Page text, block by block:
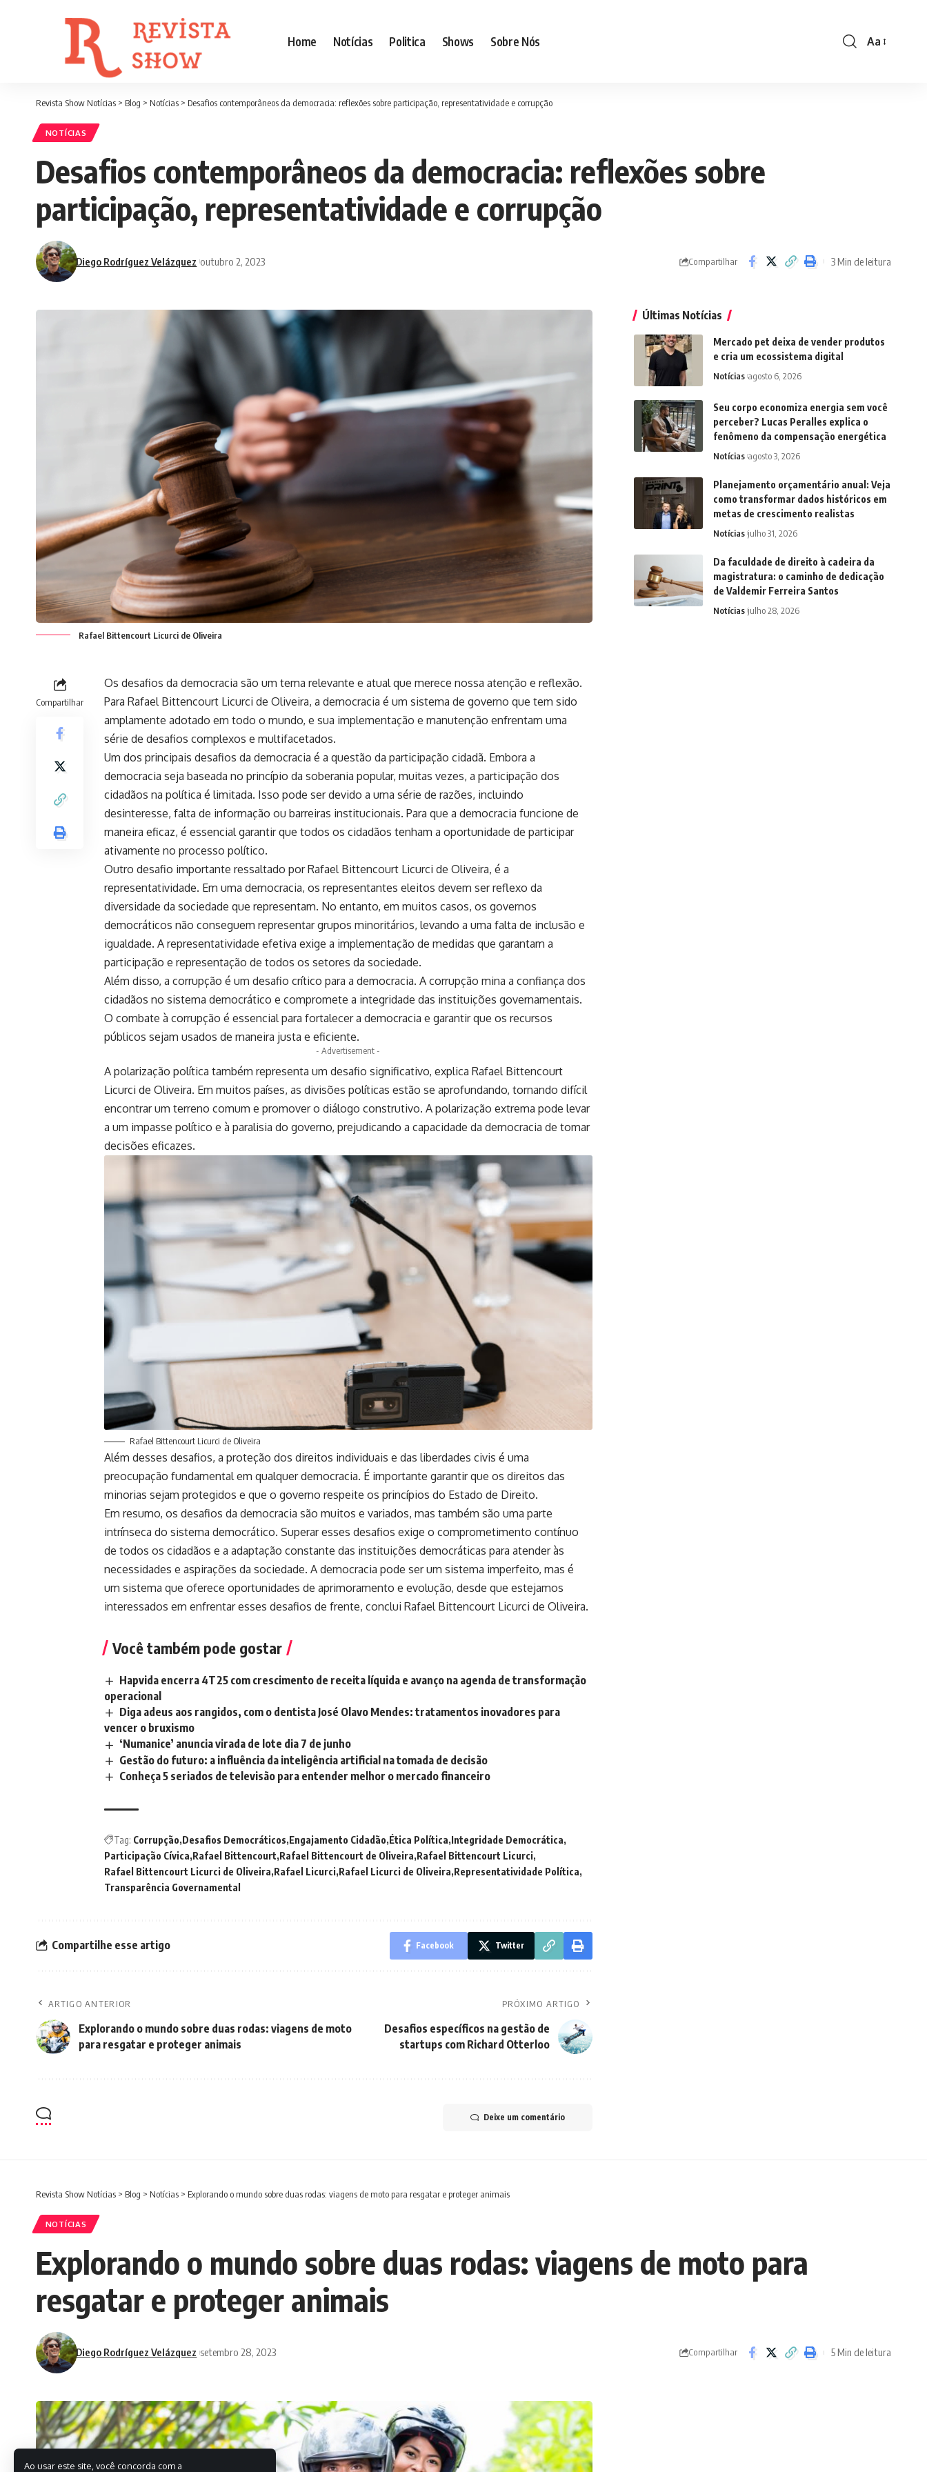
Ao usar este site, você concorda com a
Home Notícias Politica Shows Sobre Nós
Font
Aa
Revista Show Notícias > Blog > Notícias > Desafios contemporâneos da democracia: reflexões sobre participação, representatividade e corrupção
NOTÍCIAS
Desafios contemporâneos da democracia: reflexões sobre
participação, representatividade e corrupção
Diego Rodríguez Velázquez outubro 2, 2023 Compartilhar 3 Min de leitura
Rafael Bittencourt Licurci de Oliveira
Compartilhar
Os desafios da democracia são um tema relevante e atual que merece nossa atenção e reflexão.
Para Rafael Bittencourt Licurci de Oliveira, a democracia é um sistema de governo que tem sido
amplamente adotado em todo o mundo, e sua implementação e manutenção enfrentam uma
série de desafios complexos e multifacetados.
Um dos principais desafios da democracia é a questão da participação cidadã. Embora a
democracia seja baseada no princípio da soberania popular, muitas vezes, a participação dos
cidadãos na política é limitada. Isso pode ser devido a uma série de razões, incluindo
desinteresse, falta de informação ou barreiras institucionais. Para que a democracia funcione de
maneira eficaz, é essencial garantir que todos os cidadãos tenham a oportunidade de participar
ativamente no processo político.
Outro desafio importante ressaltado por Rafael Bittencourt Licurci de Oliveira, é a
representatividade. Em uma democracia, os representantes eleitos devem ser reflexo da
diversidade da sociedade que representam. No entanto, em muitos casos, os governos
democráticos não conseguem representar grupos minoritários, levando a uma falta de inclusão e
igualdade. A representatividade efetiva exige a implementação de medidas que garantam a
participação e representação de todos os setores da sociedade.
Além disso, a corrupção é um desafio crítico para a democracia. A corrupção mina a confiança dos
cidadãos no sistema democrático e compromete a integridade das instituições governamentais.
O combate à corrupção é essencial para fortalecer a democracia e garantir que os recursos
públicos sejam usados ​​de maneira justa e eficiente.
- Advertisement -
A polarização política também representa um desafio significativo, explica Rafael Bittencourt
Licurci de Oliveira. Em muitos países, as divisões políticas estão se aprofundando, tornando difícil
encontrar um terreno comum e promover o diálogo construtivo. A polarização extrema pode levar
a um impasse político e à paralisia do governo, prejudicando a capacidade da democracia de tomar
decisões eficazes.
Rafael Bittencourt Licurci de Oliveira
Além desses desafios, a proteção dos direitos individuais e das liberdades civis é uma
preocupação fundamental em qualquer democracia. É importante garantir que os direitos das
minorias sejam protegidos e que o governo respeite os princípios do Estado de Direito.
Em resumo, os desafios da democracia são muitos e variados, mas também são uma parte
intrínseca do sistema democrático. Superar esses desafios exige o comprometimento contínuo
de todos os cidadãos e a adaptação constante das instituições democráticas para atender às
necessidades e aspirações da sociedade. A democracia pode ser um sistema imperfeito, mas é
um sistema que oferece oportunidades de aprimoramento e evolução, desde que estejamos
interessados ​​em enfrentar esses desafios de frente, conclui Rafael Bittencourt Licurci de Oliveira.
Você também pode gostar
Hapvida encerra 4T25 com crescimento de receita líquida e avanço na agenda de transformação
operacional
Diga adeus aos rangidos, com o dentista José Olavo Mendes: tratamentos inovadores para
vencer o bruxismo
‘Numanice’ anuncia virada de lote dia 7 de junho
Gestão do futuro: a influência da inteligência artificial na tomada de decisão
Conheça 5 seriados de televisão para entender melhor o mercado financeiro
Tag: Corrupção Desafios Democráticos Engajamento Cidadão Ética Política Integridade Democrática
Participação Cívica Rafael Bittencourt Rafael Bittencourt de Oliveira Rafael Bittencourt Licurci
Rafael Bittencourt Licurci de Oliveira Rafael Licurci Rafael Licurci de Oliveira Representatividade Política
Transparência Governamental
Compartilhe esse artigo Facebook Twitter
ARTIGO ANTERIOR
Explorando o mundo sobre duas rodas: viagens de moto
para resgatar e proteger animais
PRÓXIMO ARTIGO
Desafios específicos na gestão de
startups com Richard Otterloo
Deixe um comentário
Últimas Notícias
Mercado pet deixa de vender produtos
e cria um ecossistema digital
Notícias agosto 6, 2026
Seu corpo economiza energia sem você
perceber? Lucas Peralles explica o
fenômeno da compensação energética
Notícias agosto 3, 2026
Planejamento orçamentário anual: Veja
como transformar dados históricos em
metas de crescimento realistas
Notícias julho 31, 2026
Da faculdade de direito à cadeira da
magistratura: o caminho de dedicação
de Valdemir Ferreira Santos
Notícias julho 28, 2026
Revista Show Notícias > Blog > Notícias > Explorando o mundo sobre duas rodas: viagens de moto para resgatar e proteger animais
NOTÍCIAS
Explorando o mundo sobre duas rodas: viagens de moto para
resgatar e proteger animais
Diego Rodríguez Velázquez setembro 28, 2023 Compartilhar 5 Min de leitura